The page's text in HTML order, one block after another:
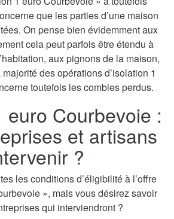
que les parties d’une maison
On pense bien évidemment aux
cela peut parfois être étendu à
aux pignons de la maison,
des opérations d’isolation 1
toutefois les combles perdus.
euro Courbevoie :
et artisans
?
les conditions d’éligibilité à l’offre
», mais vous désirez savoir
qui interviendront ?